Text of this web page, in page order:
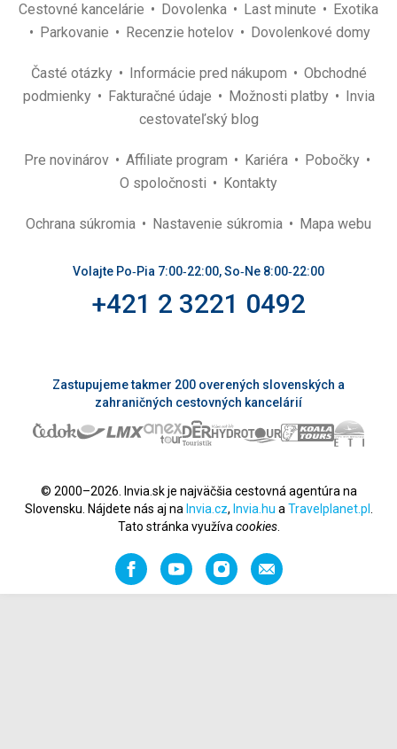
Cestovné kancelárie Dovolenka Last minute
Exotika
Parkovanie
Recenzie hotelov Dovolenkové domy
Časté otázky Informácie pred nákupom
Obchodné
podmienky
Fakturačné údaje Možnosti platby
Invia
cestovateľský blog
Pre novinárov Affiliate program Kariéra
Pobočky
O spoločnosti
Kontakty
Ochrana súkromia Nastavenie súkromia Mapa webu
Volajte Po‑Pia 7:00‑22:00, So‑Ne 8:00‑22:00
+421 2 3221 0492
Zastupujeme takmer 200 overených slovenských a
zahraničných cestovných kancelárií
© 2000–2026. Invia.sk je najväčšia cestovná agentúra na
Slovensku. Nájdete nás aj na Invia.cz, Invia.hu a Travelplanet.pl
Tato stránka využíva cookies.
FacebookYouTubeInstagramOdporučiť